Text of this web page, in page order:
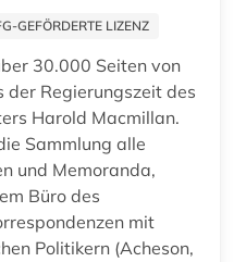
deutschland <bundesrepublik> (1)
GEFÖRDERTE LIZENZ
30.000 Seiten von
der Regierungszeit des
Harold Macmillan.
Sammlung alle
und Memoranda,
Büro des
mit
Politikern (Acheson,